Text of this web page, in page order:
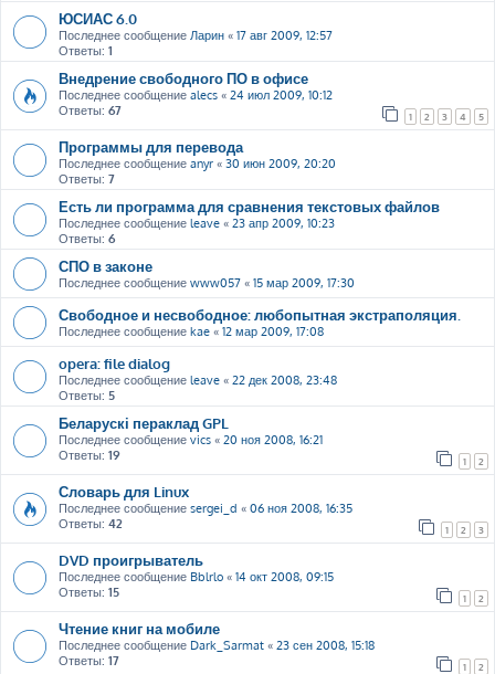
ЮСИАС 6.0
Последнее сообщение Ларин « 17 авг 2009, 12:57
Ответы: 1
Внедрение свободного ПО в офисе
Последнее сообщение alecs « 24 июл 2009, 10:12
Ответы: 67 1 2 3 4 5
Программы для перевода
Последнее сообщение anyr « 30 июн 2009, 20:20
Ответы: 7
Есть ли программа для сравнения текстовых файлов
Последнее сообщение leave « 23 апр 2009, 10:23
Ответы: 6
СПО в законе
Последнее сообщение www057 « 15 мар 2009, 17:30
Свободное и несвободное: любопытная экстраполяция.
Последнее сообщение kae « 12 мар 2009, 17:08
opera: file dialog
Последнее сообщение leave « 22 дек 2008, 23:48
Ответы: 5
Беларускі пераклад GPL
Последнее сообщение vics « 20 ноя 2008, 16:21
Ответы: 19 1 2
Словарь для Linux
Последнее сообщение sergei_d « 06 ноя 2008, 16:35
Ответы: 42 1 2 3
DVD проигрыватель
Последнее сообщение Bblrlo « 14 окт 2008, 09:15
Ответы: 15 1 2
Чтение книг на мобиле
Последнее сообщение Dark_Sarmat « 23 сен 2008, 15:18
Ответы: 17 1 2